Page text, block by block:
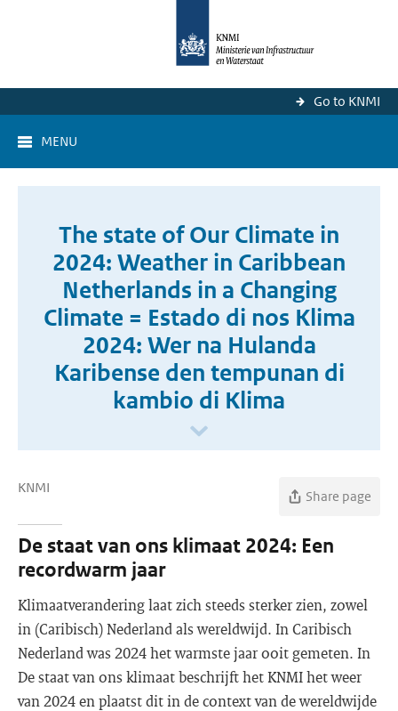
Go to KNMI
MENU
The state of Our Climate in
2024: Weather in Caribbean
Netherlands in a Changing
Climate = Estado di nos Klima
2024: Wer na Hulanda
Karibense den tempunan di
kambio di Klima
KNMI
Share page
De staat van ons klimaat 2024: Een
recordwarm jaar
Klimaatverandering laat zich steeds sterker zien, zowel
in (Caribisch) Nederland als wereldwijd. In Caribisch
Nederland was 2024 het warmste jaar ooit gemeten. In
De staat van ons klimaat beschrijft het KNMI het weer
van 2024 en plaatst dit in de context van de wereldwijde